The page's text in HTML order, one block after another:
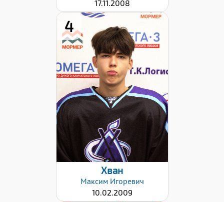
17.11.2008
4
Рост:
170
Вес:
64
Хват клюшки:
Левый
Дата заявки:
11.01.2024
Хван
Максим Игоревич
10.02.2009